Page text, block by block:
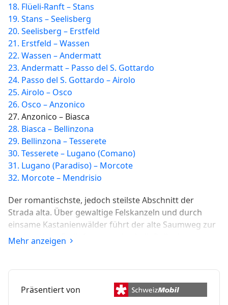
18. Flüeli-Ranft – Stans
19. Stans – Seelisberg
20. Seelisberg – Erstfeld
21. Erstfeld – Wassen
22. Wassen – Andermatt
23. Andermatt – Passo del S. Gottardo
24. Passo del S. Gottardo – Airolo
25. Airolo – Osco
26. Osco – Anzonico
27. Anzonico – Biasca
28. Biasca – Bellinzona
29. Bellinzona – Tesserete
30. Tesserete – Lugano (Comano)
31. Lugano (Paradiso) – Morcote
32. Morcote – Mendrisio
Der romantischste, jedoch steilste Abschnitt der
Strada alta. Über gewaltige Felskanzeln und durch
einsame Kastanienwälder führt der alte Saumweg zur
einzigartigen Freilufttreppe oberhalb Pollegio.
Endspurt nach Biasca, in der Talsohle der Leventina.
Mehr anzeigen
Präsentiert von